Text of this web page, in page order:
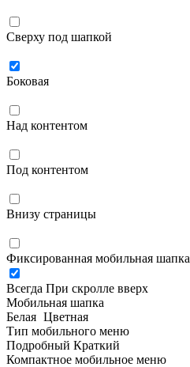
Сверху под шапкой
Боковая
Над контентом
Под контентом
Внизу страницы
Фиксированная мобильная шапка
Всегда При скролле вверх
Мобильная шапка
Белая Цветная
Тип мобильного меню
Подробный Краткий
Компактное мобильное меню